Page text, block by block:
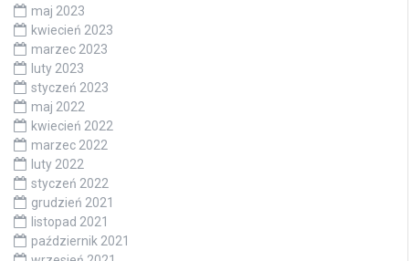
maj 2023
kwiecień 2023
marzec 2023
luty 2023
styczeń 2023
maj 2022
kwiecień 2022
marzec 2022
luty 2022
styczeń 2022
grudzień 2021
listopad 2021
październik 2021